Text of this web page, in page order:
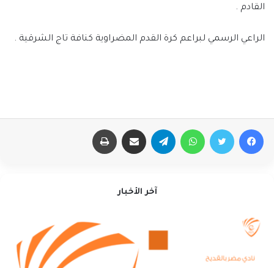
القادم .
الراعي الرسمي لبراعم كرة القدم المضراوية كنافة تاج الشرقية .
فيسبوك تويتر واتساب تيلقرام مشاركة عبر البريد
آخر الأخبار